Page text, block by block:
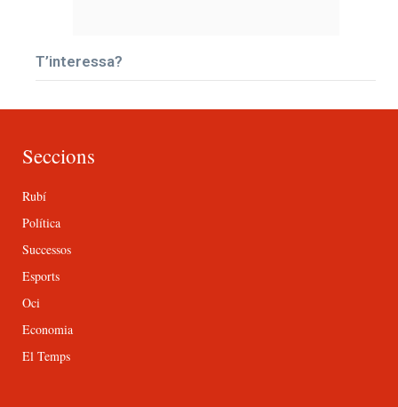
T’interessa?
Seccions
Rubí
Política
Successos
Esports
Oci
Economia
El Temps